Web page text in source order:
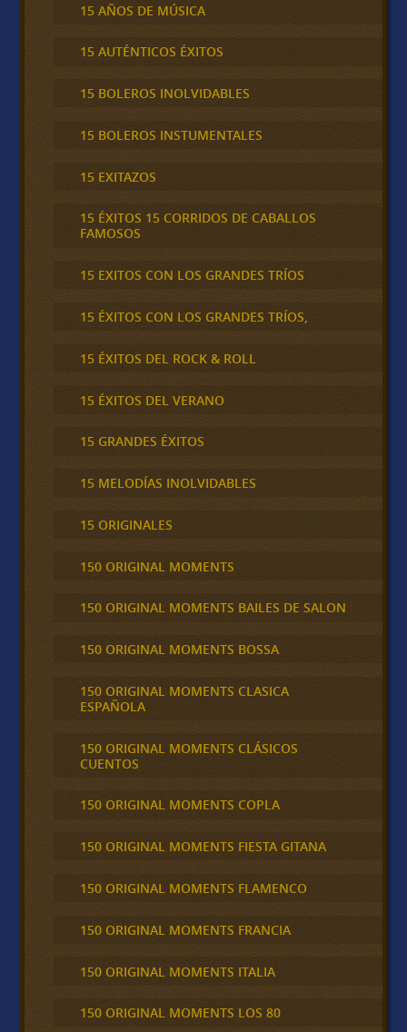
15 AÑOS DE MÚSICA
15 AUTÉNTICOS ÉXITOS
15 BOLEROS INOLVIDABLES
15 BOLEROS INSTUMENTALES
15 EXITAZOS
15 ÉXITOS 15 CORRIDOS DE CABALLOS
FAMOSOS
15 EXITOS CON LOS GRANDES TRÍOS
15 ÉXITOS CON LOS GRANDES TRÍOS,
15 ÉXITOS DEL ROCK & ROLL
15 ÉXITOS DEL VERANO
15 GRANDES ÉXITOS
15 MELODÍAS INOLVIDABLES
15 ORIGINALES
150 ORIGINAL MOMENTS
150 ORIGINAL MOMENTS BAILES DE SALON
150 ORIGINAL MOMENTS BOSSA
150 ORIGINAL MOMENTS CLASICA
ESPAÑOLA
150 ORIGINAL MOMENTS CLÁSICOS
CUENTOS
150 ORIGINAL MOMENTS COPLA
150 ORIGINAL MOMENTS FIESTA GITANA
150 ORIGINAL MOMENTS FLAMENCO
150 ORIGINAL MOMENTS FRANCIA
150 ORIGINAL MOMENTS ITALIA
150 ORIGINAL MOMENTS LOS 80